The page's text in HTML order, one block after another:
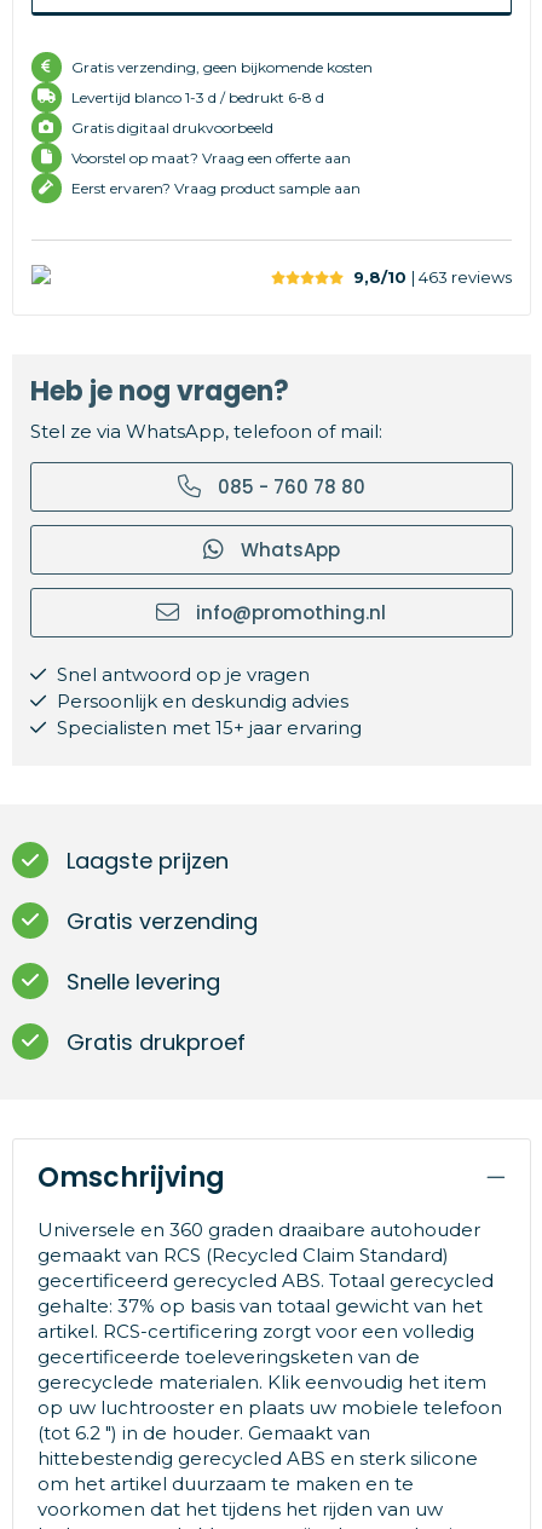
Gratis verzending, geen bijkomende kosten
Levertijd blanco 1-3 d / bedrukt 6-8 d
Gratis digitaal drukvoorbeeld
Voorstel op maat? Vraag een offerte aan
Eerst ervaren? Vraag product sample aan
9,8/10 | 463 reviews
Heb je nog vragen?
Stel ze via WhatsApp, telefoon of mail:
085 - 760 78 80
WhatsApp
info@promothing.nl
Snel antwoord op je vragen
Persoonlijk en deskundig advies
Specialisten met 15+ jaar ervaring
Laagste prijzen
Gratis verzending
Snelle levering
Gratis drukproef
Omschrijving
Universele en 360 graden draaibare autohouder
gemaakt van RCS (Recycled Claim Standard)
gecertificeerd gerecycled ABS. Totaal gerecycled
gehalte: 37% op basis van totaal gewicht van het
artikel. RCS-certificering zorgt voor een volledig
gecertificeerde toeleveringsketen van de
gerecyclede materialen. Klik eenvoudig het item
op uw luchtrooster en plaats uw mobiele telefoon
(tot 6.2 ") in de houder. Gemaakt van
hittebestendig gerecycled ABS en sterk silicone
om het artikel duurzaam te maken en te
voorkomen dat het tijdens het rijden van uw